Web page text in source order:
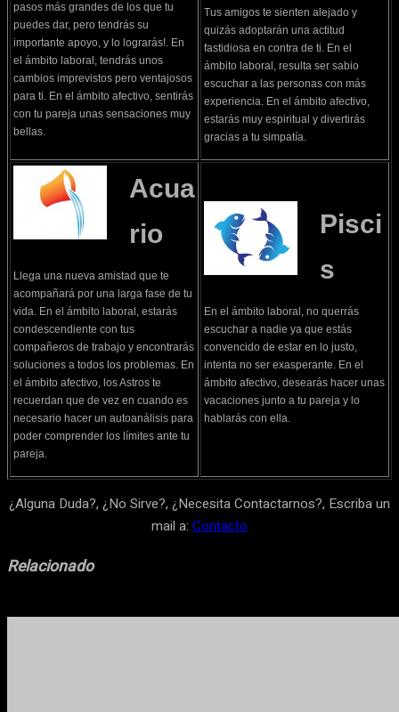
pasos más grandes de los que tu
puedes dar, pero tendrás su
importante apoyo, y lo lograrás!. En
el ámbito laboral, tendrás unos
cambios imprevistos pero ventajosos
para ti. En el ámbito afectivo, sentirás
con tu pareja unas sensaciones muy
bellas.
Tus amigos te sienten alejado y
quizás adoptarán una actitud
fastidiosa en contra de ti. En el
ámbito laboral, resulta ser sabio
escuchar a las personas con más
experiencia. En el ámbito afectivo,
estarás muy espiritual y divertirás
gracias a tu simpatía.
Acua
rio
Llega una nueva amistad que te
acompañará por una larga fase de tu
vida. En el ámbito laboral, estarás
condescendiente con tus
compañeros de trabajo y encontrarás
soluciones a todos los problemas. En
el ámbito afectivo, los Astros te
recuerdan que de vez en cuando es
necesario hacer un autoanálisis para
poder comprender los límites ante tu
pareja.
Pisci
s
En el ámbito laboral, no querrás
escuchar a nadie ya que estás
convencido de estar en lo justo,
intenta no ser exasperante. En el
ámbito afectivo, desearás hacer unas
vacaciones junto a tu pareja y lo
hablarás con ella.
¿Alguna Duda?, ¿No Sirve?, ¿Necesita Contactarnos?, Escriba un
mail a: Contacto
Relacionado